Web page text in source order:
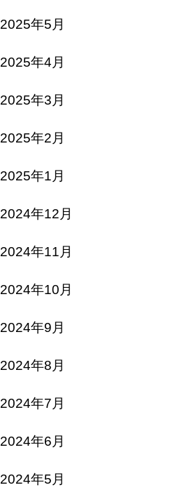
2025年5月
2025年4月
2025年3月
2025年2月
2025年1月
2024年12月
2024年11月
2024年10月
2024年9月
2024年8月
2024年7月
2024年6月
2024年5月